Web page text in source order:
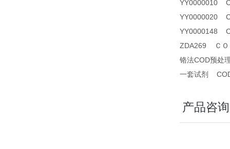
YY0000010
YY0000020
YY0000148
ZDA269 ＣＯ
铬法COD预处
一套试剂
产品咨询